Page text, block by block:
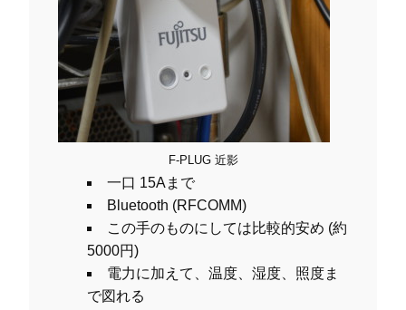
F-PLUG 近影
一口 15Aまで
Bluetooth (RFCOMM)
この手のものにしては比較的安め (約
5000円)
電力に加えて、温度、湿度、照度ま
で図れる